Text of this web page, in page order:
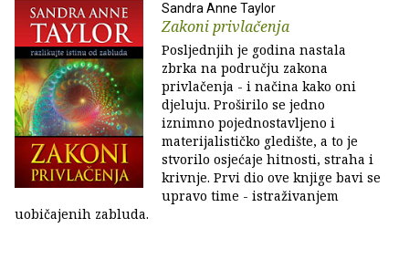
Sandra Anne Taylor
Zakoni privlačenja
Posljednjih je godina nastala
zbrka na području zakona
privlačenja - i načina kako oni
djeluju. Proširilo se jedno
iznimno pojednostavljeno i
materijalističko gledište, a to je
stvorilo osjećaje hitnosti, straha i
krivnje. Prvi dio ove knjige bavi se
upravo time - istraživanjem
uobičajenih zabluda.